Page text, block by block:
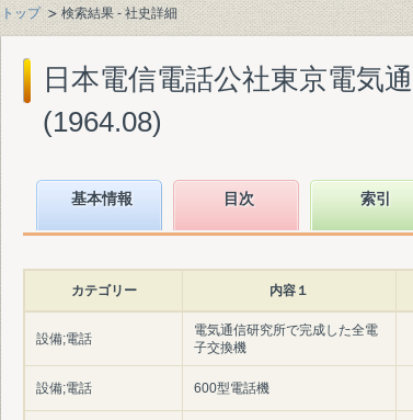
トップ 検索結果 - 社史詳細
日本電信電話公社東京電気
(1964.08)
基本情報 目次 索引
カテゴリー 内容１
設備;電話
電気通信研究所で完成した全電
子交換機
設備;電話 600型電話機